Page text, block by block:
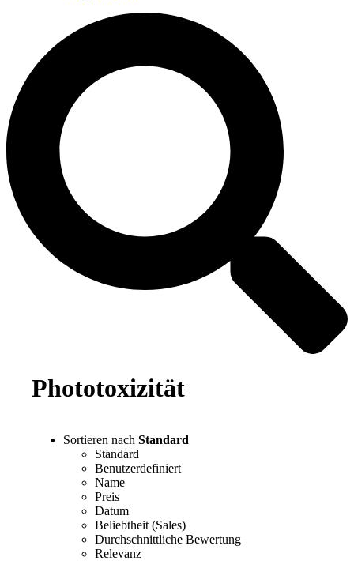
Phototoxizität
Sortieren nachStandard
Standard
Benutzerdefiniert
Name
Preis
Datum
Beliebtheit (Sales)
Durchschnittliche Bewertung
Relevanz